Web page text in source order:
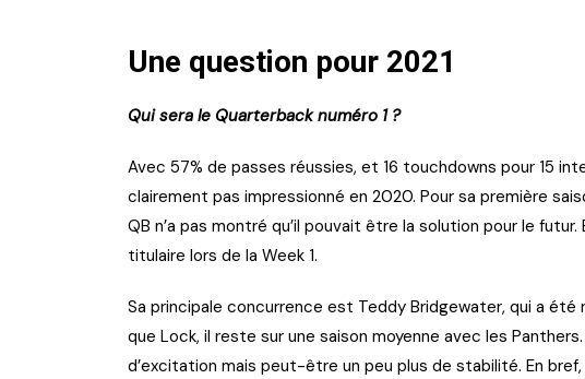
Une question pour 2021
Qui sera le Quarterback numéro 1 ?
Avec 57% de passes réussies, et 16 touchdowns pour 15
clairement pas impressionné en 2020. Pour sa première
QB n’a pas montré qu’il pouvait être la solution pour le
titulaire lors de la Week 1.
Sa principale concurrence est Teddy Bridgewater, qui a été
que Lock, il reste sur une saison moyenne avec les
d’excitation mais peut-être un peu plus de stabilité. En bref,